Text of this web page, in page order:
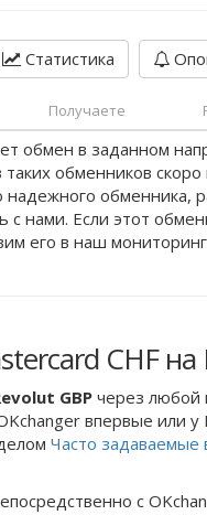
Статистика
Получаете
обмен в заданном
обменников скоро
надежного обменника,
с нами. Если этот
его в наш
CHF на
GBP через любой
впервые или у
Часто задаваемые
c